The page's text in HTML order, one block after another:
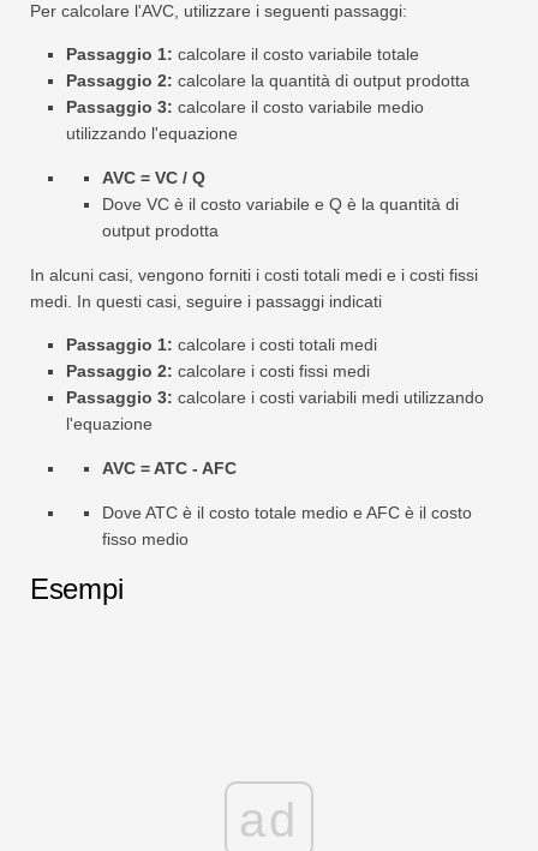
Per calcolare l'AVC, utilizzare i seguenti passaggi:
Passaggio 1: calcolare il costo variabile totale
Passaggio 2: calcolare la quantità di output prodotta
Passaggio 3: calcolare il costo variabile medio
utilizzando l'equazione
AVC = VC / Q
Dove VC è il costo variabile e Q è la quantità di
output prodotta
In alcuni casi, vengono forniti i costi totali medi e i costi fissi
medi. In questi casi, seguire i passaggi indicati
Passaggio 1: calcolare i costi totali medi
Passaggio 2: calcolare i costi fissi medi
Passaggio 3: calcolare i costi variabili medi utilizzando
l'equazione
AVC = ATC - AFC
Dove ATC è il costo totale medio e AFC è il costo
fisso medio
Esempi
ad